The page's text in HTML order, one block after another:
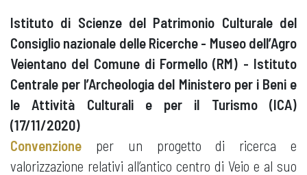
Istituto di Scienze del Patrimonio Culturale del
Consiglio nazionale delle Ricerche - Museo dell’Agro
Veientano del Comune di Formello (RM) - Istituto
Centrale per l’Archeologia del Ministero per i Beni e
le Attività Culturali e per il Turismo (ICA)
(17/11/2020)
Convenzione per un progetto di ricerca e
valorizzazione relativi all’antico centro di Veio e al suo